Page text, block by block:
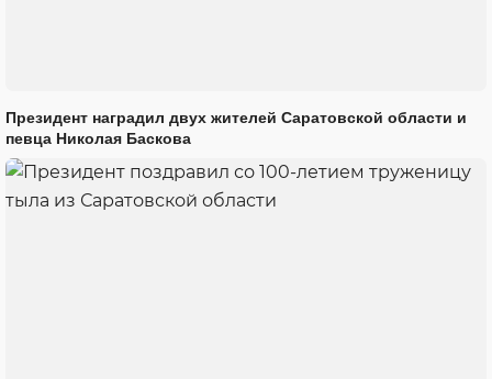
Президент наградил двух жителей Саратовской области и
певца Николая Баскова